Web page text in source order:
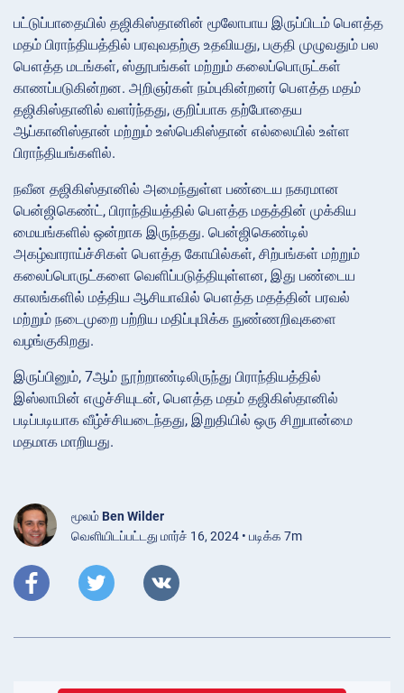
பட்டுப்பாதையில் தஜிகிஸ்தானின் மூலோபாய இருப்பிடம் பௌத்த
மதம் பிராந்தியத்தில் பரவுவதற்கு உதவியது, பகுதி முழுவதும் பல
பௌத்த மடங்கள், ஸ்தூபங்கள் மற்றும் கலைப்பொருட்கள்
காணப்படுகின்றன. அறிஞர்கள் நம்புகின்றனர் பௌத்த மதம்
தஜிகிஸ்தானில் வளர்ந்தது, குறிப்பாக தற்போதைய
ஆப்கானிஸ்தான் மற்றும் உஸ்பெகிஸ்தான் எல்லையில் உள்ள
பிராந்தியங்களில்.
நவீன தஜிகிஸ்தானில் அமைந்துள்ள பண்டைய நகரமான
பென்ஜிகெண்ட், பிராந்தியத்தில் பௌத்த மதத்தின் முக்கிய
மையங்களில் ஒன்றாக இருந்தது. பென்ஜிகெண்டில்
அகழ்வாராய்ச்சிகள் பௌத்த கோயில்கள், சிற்பங்கள் மற்றும்
கலைப்பொருட்களை வெளிப்படுத்தியுள்ளன, இது பண்டைய
காலங்களில் மத்திய ஆசியாவில் பௌத்த மதத்தின் பரவல்
மற்றும் நடைமுறை பற்றிய மதிப்புமிக்க நுண்ணறிவுகளை
வழங்குகிறது.
இருப்பினும், 7ஆம் நூற்றாண்டிலிருந்து பிராந்தியத்தில்
இஸ்லாமின் எழுச்சியுடன், பௌத்த மதம் தஜிகிஸ்தானில்
படிப்படியாக வீழ்ச்சியடைந்தது, இறுதியில் ஒரு சிறுபான்மை
மதமாக மாறியது.
மூலம் Ben Wilder
வெளியிடப்பட்டது மார்ச் 16, 2024 • படிக்க 7m